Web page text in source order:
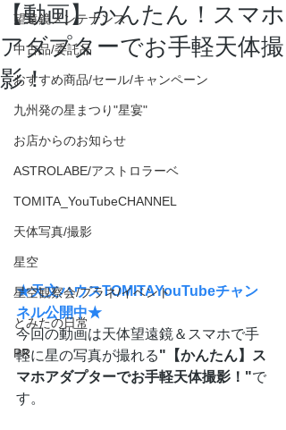
望遠鏡メンテナンス
中古品/委託品
おすすめ商品/セール/キャンペーン
九州発の星まつり"星宴"
お店からのお知らせ
ASTROLABE/アストロラーベ
TOMITA_YouTubeCHANNEL
天体写真/撮影
星空
星空観察会/プラネ/イベント
とみたの日常
PR
【動画】かんたん！スマホ
アダプターでお手軽天体撮
影！
★天文ハウスTOMITAYouTubeチャン
ネル公開中★
今回の動画は天体望遠鏡＆スマホで手
軽に星の写真が撮れる"【かんたん】ス
マホアダプターでお手軽天体撮影！"で
す。